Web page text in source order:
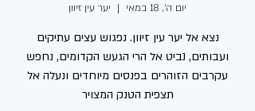
יום ה׳, 18 במאי
  |
יער עין זיוון
נצא אל יער עין זיוון. נפגוש עצים עתיקים
ועבותים, נביט אל הרי הגעש הקדומים, נחפש
עקרבים הזוהרים בפנסים מיוחדים ונעלה אל
תצפית הטנק המצויר